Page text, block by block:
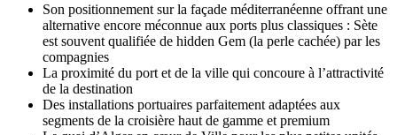
Son positionnement sur la façade méditerranéenne offrant une
alternative encore méconnue aux ports plus classiques : Sète
est souvent qualifiée de hidden Gem (la perle cachée) par les
compagnies
La proximité du port et de la ville qui concoure à l’attractivité
de la destination
Des installations portuaires parfaitement adaptées aux
segments de la croisière haut de gamme et premium